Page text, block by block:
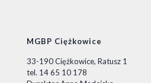
MGBP Ciężkowice
33-190 Ciężkowice, Ratusz 1
tel. 14 65 10 178